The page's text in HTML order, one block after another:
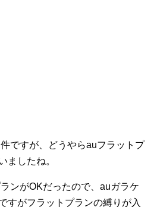
ですが、どうやらauフラットプ
ましたね。
ンがOKだったので、auガラケ
すがフラットプランの縛りが入